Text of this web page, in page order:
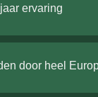
ervaring
door heel